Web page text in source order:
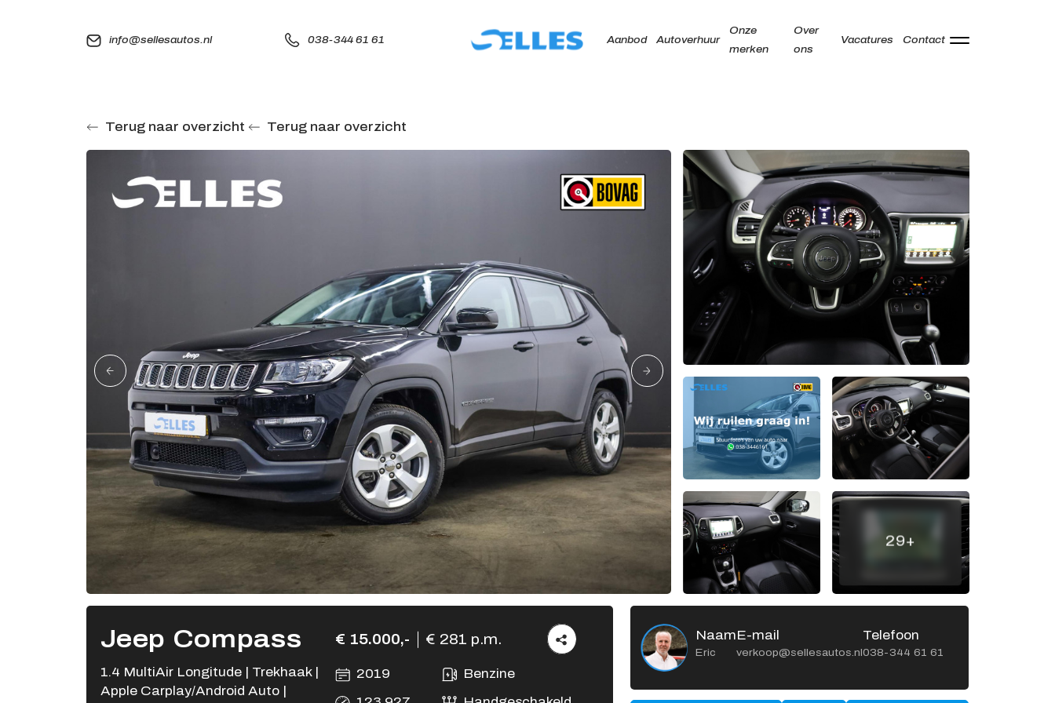
info@sellesautos.nl 038-344 61 61 Aanbod Autoverhuur
Onze
merken
Over
ons
Vacatures Contact
Aanbod
Autoverhuur
Werkplaats
Over ons
Verkocht
Vacatures
Contact
Kamperzeedijk 87-89
8281 PC Genemuiden
Openingstijden showroom
Ma -
Vr
9:00 - 18:00
Za
9:00 - 17:00
Zo
Gesloten
Openingstijden werkplaats
Ma -
Vr
8:00 - 12:15 en
13:15 - 17:00
Za
Gesloten
Zo
Gesloten
Terug naar overzicht Terug naar overzicht
29+
Jeep Compass
1.4 MultiAir Longitude | Trekhaak |
Apple Carplay/Android Auto |
€ 15.000,- € 281 p.m.
2019 Benzine
Naam
Eric
E-mail
verkoop@sellesautos.nl
Telefoon
038-344 61 61